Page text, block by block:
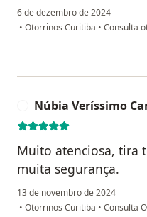
6 de dezembro de 2024
• Otorrinos Curitiba • Consulta
Núbia Veríssimo
Muito atenciosa, tira
muita segurança.
13 de novembro de 2024
• Otorrinos Curitiba • Consulta